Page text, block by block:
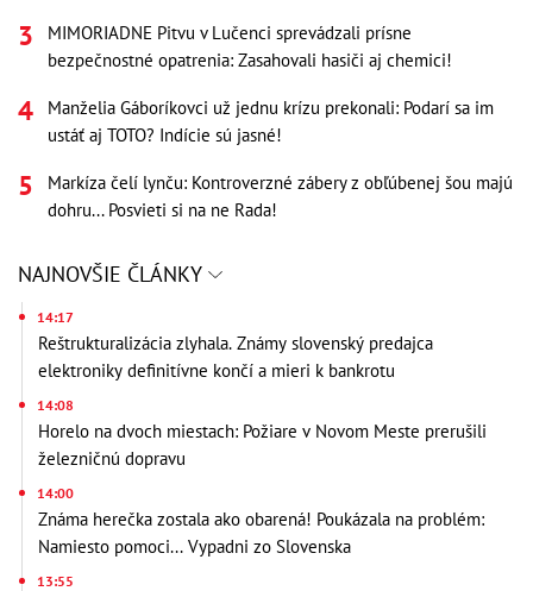
MIMORIADNE Pitvu v Lučenci sprevádzali prísne
bezpečnostné opatrenia: Zasahovali hasiči aj chemici!
Manželia Gáboríkovci už jednu krízu prekonali: Podarí sa im
ustáť aj TOTO? Indície sú jasné!
Markíza čelí lynču: Kontroverzné zábery z obľúbenej šou majú
dohru... Posvieti si na ne Rada!
NAJNOVŠIE ČLÁNKY
14:17
Reštrukturalizácia zlyhala. Známy slovenský predajca
elektroniky definitívne končí a mieri k bankrotu
14:08
Horelo na dvoch miestach: Požiare v Novom Meste prerušili
železničnú dopravu
14:00
Známa herečka zostala ako obarená! Poukázala na problém:
Namiesto pomoci... Vypadni zo Slovenska
13:55